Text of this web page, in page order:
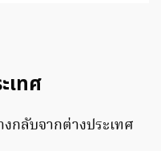
เทศ
กลับจากต่างประเทศ